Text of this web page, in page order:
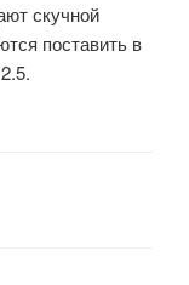
скучной
поставить в